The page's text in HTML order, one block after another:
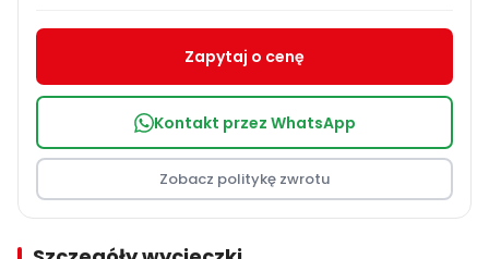
Zapytaj o cenę
Kontakt przez WhatsApp
Zobacz politykę zwrotu